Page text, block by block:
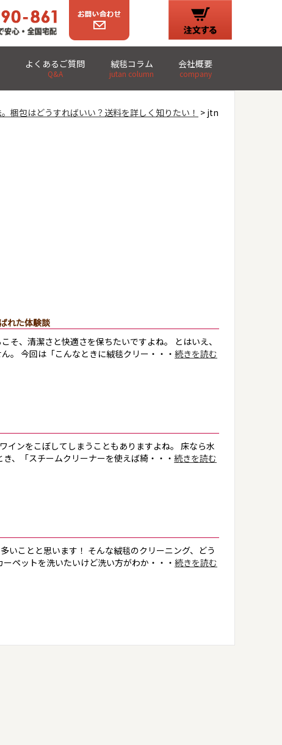
よくあるご質問
Q&A
絨毯コラム
jutan column
会社概要
company
梱包はどうすればいい？送料を詳しく知りたい！ > jtn
れた体験談
そ、清潔さと快適さを保ちたいですよね。 とはいえ、
。 今回は「こんなときに絨毯クリー・・・ 続きを読む
インをこぼしてしまうこともありますよね。 床なら水
、「スチームクリーナーを使えば綺・・・ 続きを読む
いことと思います！ そんな絨毯のクリーニング、どう
ペットを洗いたいけど洗い方がわか・・・ 続きを読む